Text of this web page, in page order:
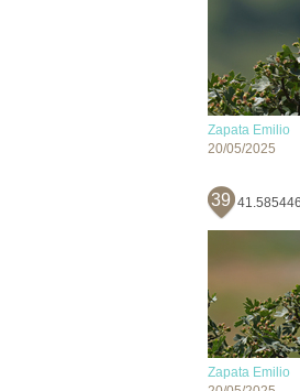
Zapata Emilio
20/05/2025
39
Zapata Emilio